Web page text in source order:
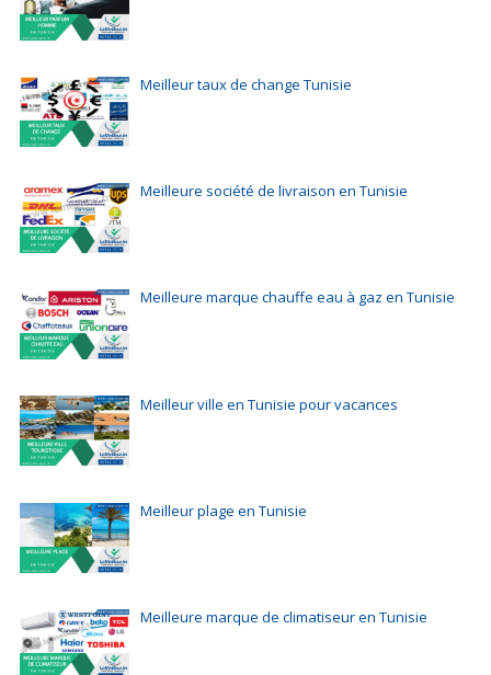
Meilleur taux de change Tunisie
Meilleure société de livraison en Tunisie
Meilleure marque chauffe eau à gaz en Tunisie
Meilleur ville en Tunisie pour vacances
Meilleur plage en Tunisie
Meilleure marque de climatiseur en Tunisie